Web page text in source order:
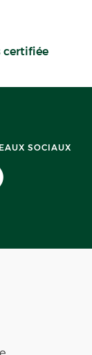
certifiée
SOCIAUX